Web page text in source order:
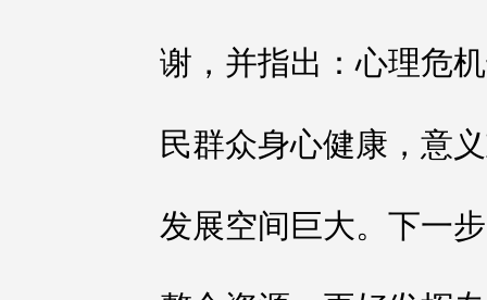
谢，并指出：心理危
民群众身心健康，意
发展空间巨大。下一